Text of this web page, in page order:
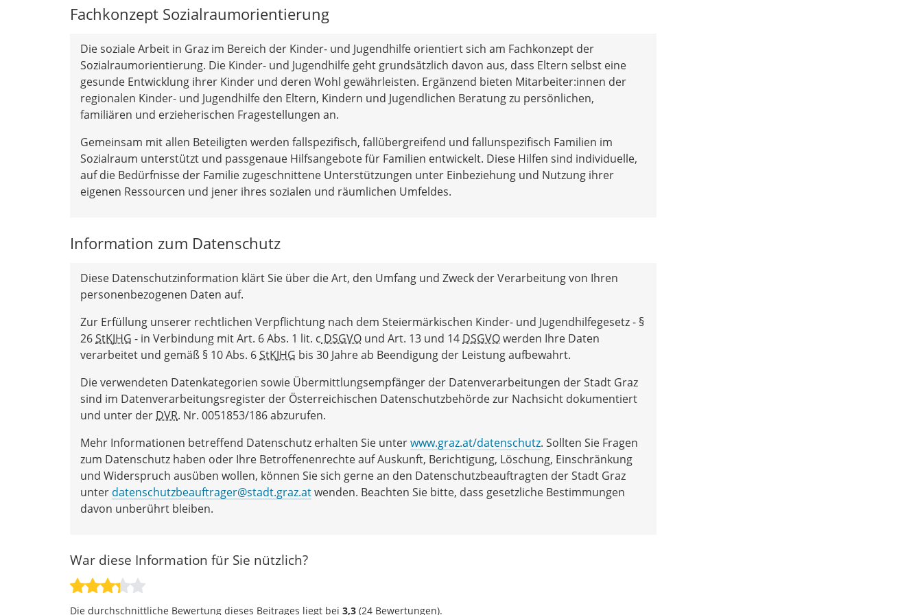
Fachkonzept Sozialraumorientierung
Die soziale Arbeit in Graz im Bereich der Kinder- und Jugendhilfe orientiert sich am Fachkonzept der
Sozialraumorientierung. Die Kinder- und Jugendhilfe geht grundsätzlich davon aus, dass Eltern selbst eine
gesunde Entwicklung ihrer Kinder und deren Wohl gewährleisten. Ergänzend bieten Mitarbeiter:innen der
regionalen Kinder- und Jugendhilfe den Eltern, Kindern und Jugendlichen Beratung zu persönlichen,
familiären und erzieherischen Fragestellungen an.
Gemeinsam mit allen Beteiligten werden fallspezifisch, fallübergreifend und fallunspezifisch Familien im
Sozialraum unterstützt und passgenaue Hilfsangebote für Familien entwickelt. Diese Hilfen sind individuelle,
auf die Bedürfnisse der Familie zugeschnittene Unterstützungen unter Einbeziehung und Nutzung ihrer
eigenen Ressourcen und jener ihres sozialen und räumlichen Umfeldes.
Information zum Datenschutz
Diese Datenschutzinformation klärt Sie über die Art, den Umfang und Zweck der Verarbeitung von Ihren
personenbezogenen Daten auf.
Zur Erfüllung unserer rechtlichen Verpflichtung nach dem Steiermärkischen Kinder- und Jugendhilfegesetz - §
26StKJHG - in Verbindung mit Art. 6 Abs. 1 lit. c DSGVO und Art. 13 und 14 DSGVOwerden Ihre Daten
verarbeitet und gemäß § 10 Abs. 6StKJHG bis 30 Jahre ab Beendigung der Leistung aufbewahrt.
Die verwendeten Datenkategorien sowie Übermittlungsempfänger der Datenverarbeitungen der Stadt Graz
sind im Datenverarbeitungsregister der Österreichischen Datenschutzbehörde zur Nachsicht dokumentiert
und unter der DVR. Nr. 0051853/186 abzurufen.
Mehr Informationen betreffend Datenschutz erhalten Sie unterwww.graz.at/datenschutz. Sollten Sie Fragen
zum Datenschutz haben oder Ihre Betroffenenrechte auf Auskunft, Berichtigung, Löschung, Einschränkung
und Widerspruch ausüben wollen, können Sie sich gerne an den Datenschutzbeauftragten der Stadt Graz
unter datenschutzbeauftrager@stadt.graz.atwenden. Beachten Sie bitte, dass gesetzliche Bestimmungen
davon unberührt bleiben.
War diese Information für Sie nützlich?
Die durchschnittliche Bewertung dieses Beitrages liegt bei 3,3 (24 Bewertungen).